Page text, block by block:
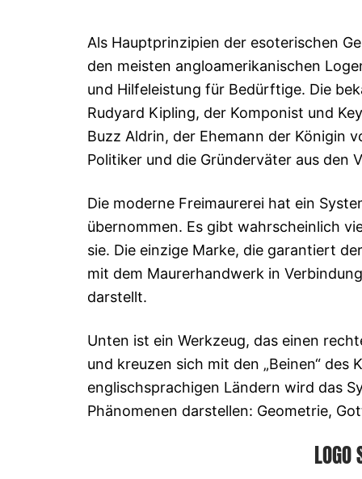
Als Hauptprinzipien der esoterischen
den meisten angloamerikanischen
und Hilfeleistung für Bedürftige. Die
Rudyard Kipling, der Komponist und
Buzz Aldrin, der Ehemann der Königin
Politiker und die Gründerväter aus den
Die moderne Freimaurerei hat ein
übernommen. Es gibt wahrscheinlich
sie. Die einzige Marke, die garantiert
mit dem Maurerhandwerk in
darstellt.
Unten ist ein Werkzeug, das einen
und kreuzen sich mit den „Beinen“
englischsprachigen Ländern wird das
Phänomenen darstellen: Geometrie,
LOGO